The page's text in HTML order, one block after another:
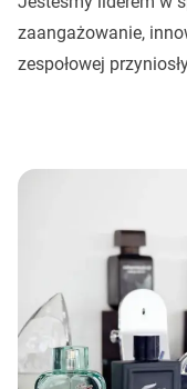
zaangażowanie,
zespołowej